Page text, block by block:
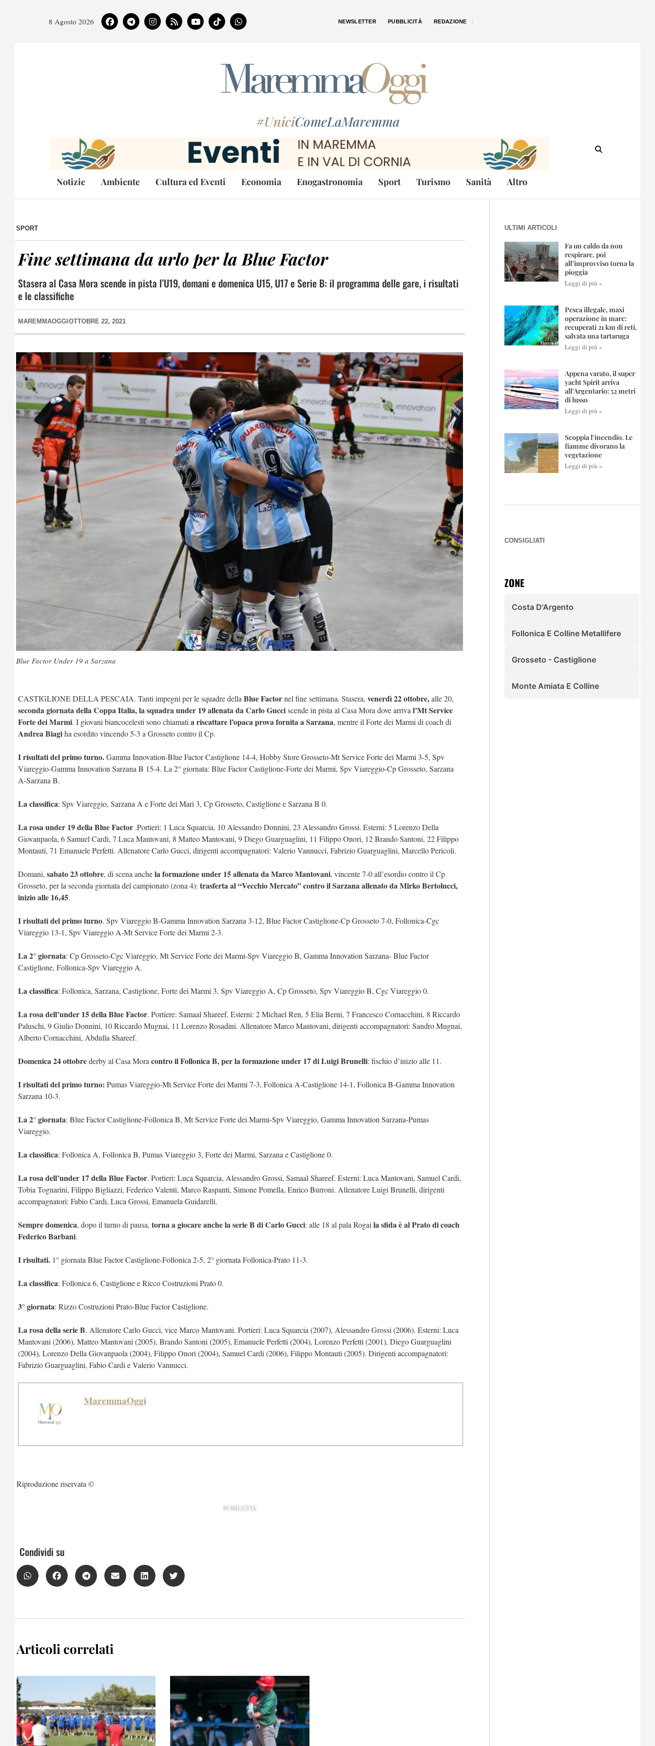
8 Agosto 2026 NEWSLETTER PUBBLICITÀ REDAZIONE
#UniciComeLaMaremma
Notizie Ambiente Cultura ed Eventi Economia Enogastronomia Sport Turismo Sanità Altro
SPORT
Fine settimana da urlo per la Blue Factor
Stasera al Casa Mora scende in pista l’U19, domani e domenica U15, U17 e Serie B: il programma delle gare, i risultati
e le classifiche
MAREMMAOGGI OTTOBRE 22, 2021
Blue Factor Under 19 a Sarzana
CASTIGLIONE DELLA PESCAIA. Tanti impegni per le squadre della Blue Factornel fine settimana. Stasera, venerdì 22 ottobre,alle 20,
seconda giornata della Coppa Italia,la squadra under 19 allenata da Carlo Gucciscende in pista al Casa Mora dove arriva l’Mt Service
Forte dei Marmi. I giovani biancocelesti sono chiamati a riscattare l’opaca prova fornita a Sarzana, mentre il Forte dei Marmi di coach di
Andrea Biagiha esordito vincendo 5-3 a Grosseto contro il Cp.
I risultati del primo turno.Gamma Innovation-Blue Factor Castiglione 14-4, Hobby Store Grosseto-Mt Service Forte dei Marmi 3-5, Spv
Viareggio-Gamma Innovation Sarzana B 15-4. La 2° giornata: Blue Factor Castiglione-Forte dei Marmi, Spv Viareggio-Cp Grosseto, Sarzana
A-Sarzana B.
La classifica: Spv Viareggio, Sarzana A e Forte dei Mari 3, Cp Grosseto, Castiglione e Sarzana B 0.
La rosa under 19 della Blue Factor .Portieri: 1 Luca Squarcia, 10 Alessandro Donnini, 23 Alessandro Grossi. Esterni: 5 Lorenzo Della
Giovanpaola, 6 Samuel Cardi, 7 Luca Mantovani, 8 Matteo Mantovani, 9 Diego Guarguaglini, 11 Filippo Onori, 12 Brando Santoni, 22 Filippo
Montauti, 71 Emanuele Perfetti. Allenatore Carlo Gucci, dirigenti accompagnatori: Valerio Vannucci, Fabrizio Guarguaglini, Marcello Pericoli.
Domani, sabato 23 ottobre, di scena anchela formazione under 15 allenata da Marco Mantovani, vincente 7-0 all’esordio contro il Cp
Grosseto, per la seconda giornata del campionato (zona 4): trasferta al “Vecchio Mercato” contro il Sarzana allenato da Mirko Bertolucci,
inizio alle 16,45.
I risultati del primo turno. Spv Viareggio B-Gamma Innovation Sarzana 3-12, Blue Factor Castiglione-Cp Grosseto 7-0, Follonica-Cgc
Viareggio 13-1, Spv Viareggio A-Mt Service Forte dei Marmi 2-3.
La 2° giornata: Cp Grosseto-Cgc Viareggio, Mt Service Forte dei Marmi-Spv Viareggio B, Gamma Innovation Sarzana- Blue Factor
Castiglione, Follonica-Spv Viareggio A.
La classifica: Follonica, Sarzana, Castiglione, Forte dei Marmi 3, Spv Viareggio A, Cp Grosseto, Spv Viareggio B, Cgc Viareggio 0.
La rosa dell’under 15 della Blue Factor. Portiere: Samaal Shareef. Esterni: 2 Michael Ren, 5 Elia Berni, 7 Francesco Cornacchini, 8 Riccardo
Paluschi, 9 Giulio Donnini, 10 Riccardo Mugnai, 11 Lorenzo Rosadini. Allenatore Marco Mantovani, dirigenti accompagnatori: Sandro Mugnai,
Alberto Cornacchini, Abdulla Shareef.
Domenica 24 ottobrederby al Casa Mora contro il Follonica B, per la formazione under 17 di Luigi Brunelli: fischio d’inizio alle 11.
I risultati del primo turno: Pumas Viareggio-Mt Service Forte dei Marmi 7-3, Follonica A-Castiglione 14-1, Follonica B-Gamma Innovation
Sarzana 10-3.
La 2° giornata: Blue Factor Castiglione-Follonica B, Mt Service Forte dei Marmi-Spv Viareggio, Gamma Innovation Sarzana-Pumas
Viareggio.
La classifica: Follonica A, Follonica B, Pumas Viareggio 3, Forte dei Marmi, Sarzana e Castiglione 0.
La rosa dell’under 17 della Blue Factor. Portieri: Luca Squarcia, Alessandro Grossi, Samaal Shareef. Esterni: Luca Mantovani, Samuel Cardi,
Tobia Tognarini, Filippo Bigliazzi, Federico Valenti, Marco Raspanti, Simone Pomella, Enrico Burroni. Allenatore Luigi Brunelli, dirigenti
accompagnatori: Fabio Cardi, Luca Grossi, Emanuela Guidarelli.
Sempre domenica, dopo il turno di pausa, torna a giocare anche la serie B di Carlo Gucci: alle 18 al pala Rogai la sfida è al Prato di coach
Federico Barbani.
I risultati. 1° giornata Blue Factor Castiglione-Follonica 2-5, 2° giornata Follonica-Prato 11-3.
La classifica: Follonica 6, Castiglione e Ricco Costruzioni Prato 0.
3° giornata: Rizzo Costruzioni Prato-Blue Factor Castiglione.
La rosa della serie B. Allenatore Carlo Gucci, vice Marco Mantovani. Portieri: Luca Squarcia (2007), Alessandro Grossi (2006). Esterni: Luca
Mantovani (2006), Matteo Mantovani (2005), Brando Santoni (2005), Emanuele Perfetti (2004), Lorenzo Perfetti (2001), Diego Guarguaglini
(2004), Lorenzo Della Giovanpaola (2004), Filippo Onori (2004), Samuel Cardi (2006), Filippo Montauti (2005). Dirigenti accompagnatori:
Fabrizio Guarguaglini, Fabio Cardi e Valerio Vannucci.
MaremmaOggi
Riproduzione riservata ©
PUBBLICITÀ
Condividi su
Articoli correlati
ULTIMI ARTICOLI
Fa un caldo da non
respirare, poi
all’improvviso torna la
pioggia
Leggi di più »
Pesca illegale, maxi
operazione in mare:
recuperati 21 km di reti,
salvata una tartaruga
Leggi di più »
Appena varato, il super
yacht Spirit arriva
all’Argentario: 52 metri
di lusso
Leggi di più »
Scoppia l’incendio. Le
fiamme divorano la
vegetazione
Leggi di più »
CONSIGLIATI
ZONE
Costa D'Argento
Follonica E Colline Metallifere
Grosseto - Castiglione
Monte Amiata E Colline